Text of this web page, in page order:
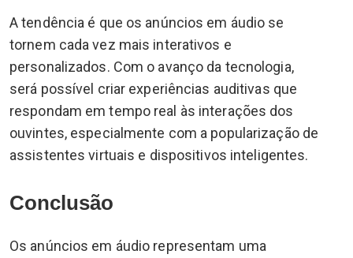
A tendência é que os anúncios em áudio se
tornem cada vez mais interativos e
personalizados. Com o avanço da tecnologia,
será possível criar experiências auditivas que
respondam em tempo real às interações dos
ouvintes, especialmente com a popularização de
assistentes virtuais e dispositivos inteligentes.
Conclusão
Os anúncios em áudio representam uma